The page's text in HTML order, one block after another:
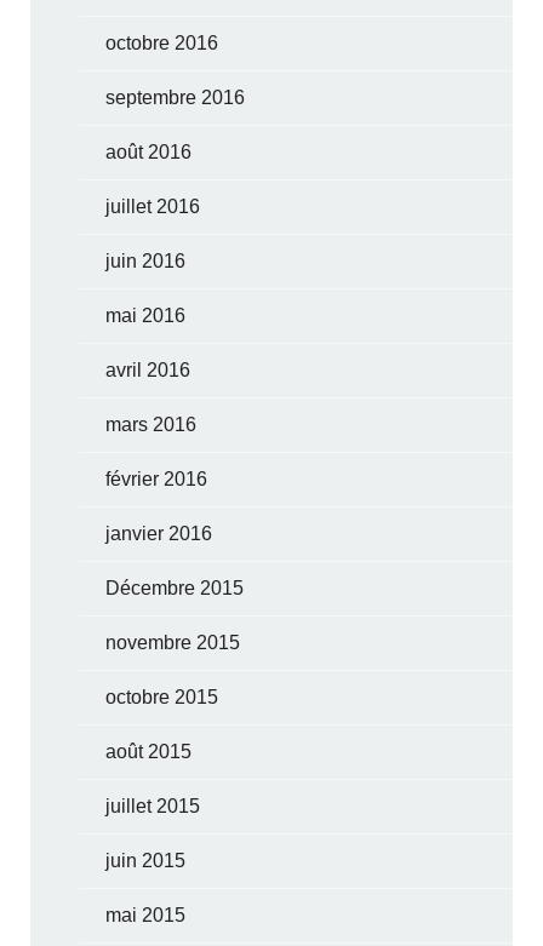
octobre 2016
septembre 2016
août 2016
juillet 2016
juin 2016
mai 2016
avril 2016
mars 2016
février 2016
janvier 2016
Décembre 2015
novembre 2015
octobre 2015
août 2015
juillet 2015
juin 2015
mai 2015